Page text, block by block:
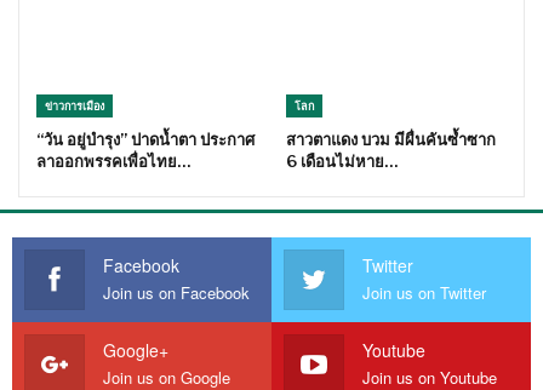
ข่าวการเมือง
“วัน อยู่บำรุง” ปาดน้ำตา ประกาศ
ลาออกพรรคเพื่อไทย…
โลก
สาวตาแดง บวม มีผื่นคันซ้ำซาก
6 เดือนไม่หาย…
Facebook
Join us on Facebook
Twitter
Join us on Twitter
Google+
Join us on Google
Youtube
Join us on Youtube